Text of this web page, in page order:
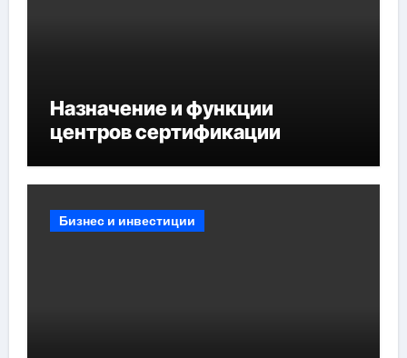
Назначение и функции
центров сертификации
Бизнес и инвестиции